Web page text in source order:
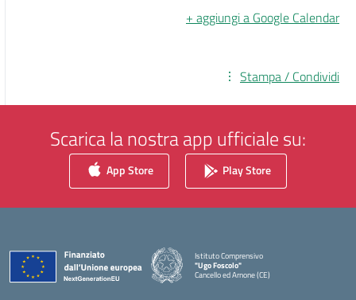
+ aggiungi a Google Calendar
Stampa / Condividi
Scarica la nostra app ufficiale su:
App Store Play Store
Istituto Comprensivo
"Ugo Foscolo"
Cancello ed Arnone (CE)